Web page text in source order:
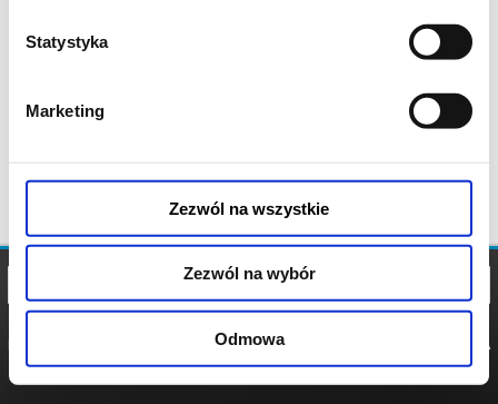
Statystyka
Marketing
Zezwól na wszystkie
Zezwól na wybór
Odmowa
POLITYKA
POLITYKA